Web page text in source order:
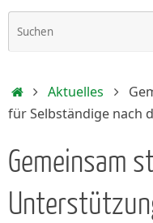
StartAktuelles
für Selbständige nach
Gemeinsam